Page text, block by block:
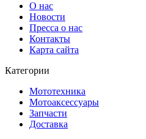
О нас
Новости
Пресса о нас
Контакты
Карта сайта
Категории
Мототехника
Мотоаксессуары
Запчасти
Доставка